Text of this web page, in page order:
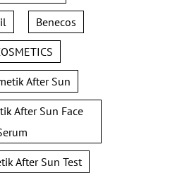
Benecos
After Sun
After Sun Face
After Sun Test